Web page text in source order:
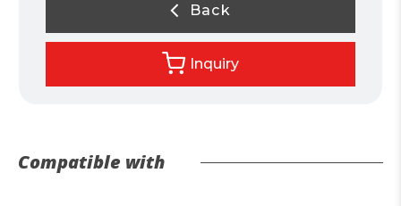
Back
Inquiry
Compatible with